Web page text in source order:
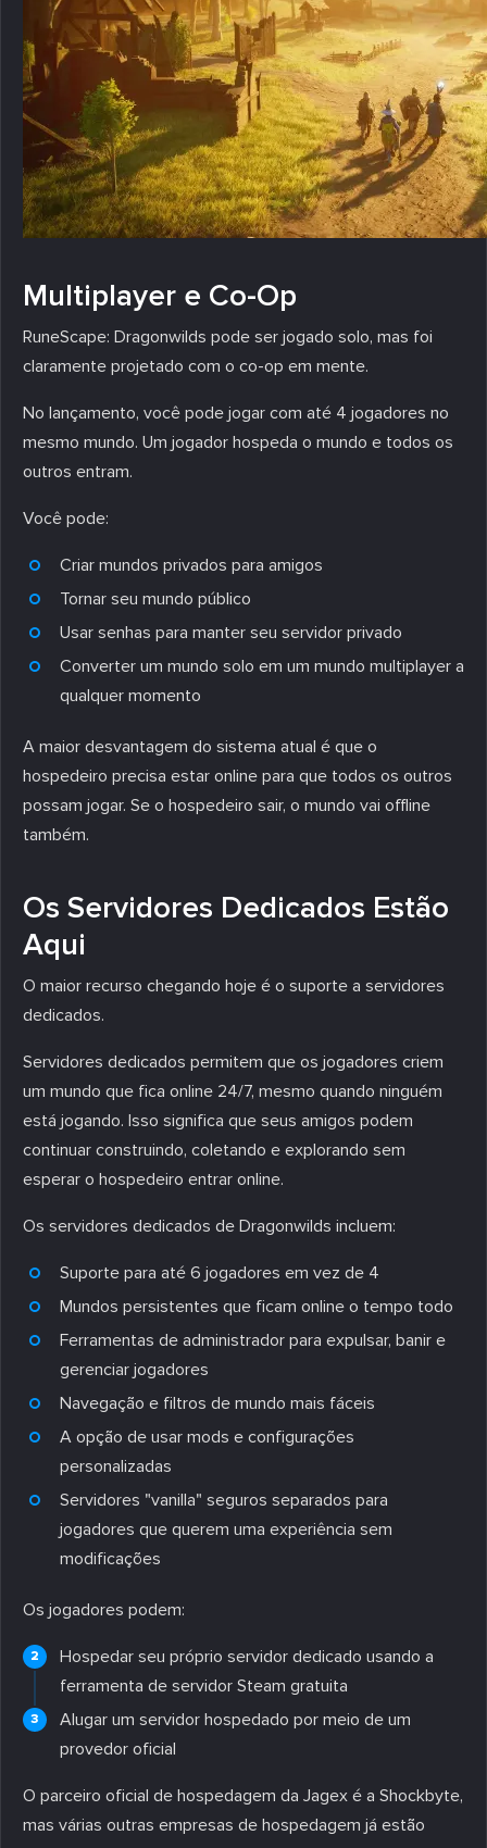
Multiplayer e Co-Op
RuneScape: Dragonwilds pode ser jogado solo, mas foi
claramente projetado com o co-op em mente.
No lançamento, você pode jogar com até 4 jogadores no
mesmo mundo. Um jogador hospeda o mundo e todos os
outros entram.
Você pode:
Criar mundos privados para amigos
Tornar seu mundo público
Usar senhas para manter seu servidor privado
Converter um mundo solo em um mundo multiplayer a
qualquer momento
A maior desvantagem do sistema atual é que o
hospedeiro precisa estar online para que todos os outros
possam jogar. Se o hospedeiro sair, o mundo vai offline
também.
Os Servidores Dedicados Estão
Aqui
O maior recurso chegando hoje é o suporte a servidores
dedicados.
Servidores dedicados permitem que os jogadores criem
um mundo que fica online 24/7, mesmo quando ninguém
está jogando. Isso significa que seus amigos podem
continuar construindo, coletando e explorando sem
esperar o hospedeiro entrar online.
Os servidores dedicados de Dragonwilds incluem:
Suporte para até 6 jogadores em vez de 4
Mundos persistentes que ficam online o tempo todo
Ferramentas de administrador para expulsar, banir e
gerenciar jogadores
Navegação e filtros de mundo mais fáceis
A opção de usar mods e configurações
personalizadas
Servidores "vanilla" seguros separados para
jogadores que querem uma experiência sem
modificações
Os jogadores podem:
Hospedar seu próprio servidor dedicado usando a
ferramenta de servidor Steam gratuita
Alugar um servidor hospedado por meio de um
provedor oficial
O parceiro oficial de hospedagem da Jagex é a Shockbyte,
mas várias outras empresas de hospedagem já estão